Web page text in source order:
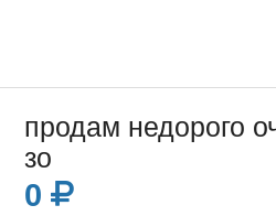
продам недорого
зо
0